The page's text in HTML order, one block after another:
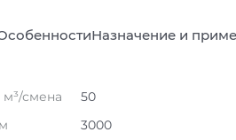
Назначение и
смена
50
3000